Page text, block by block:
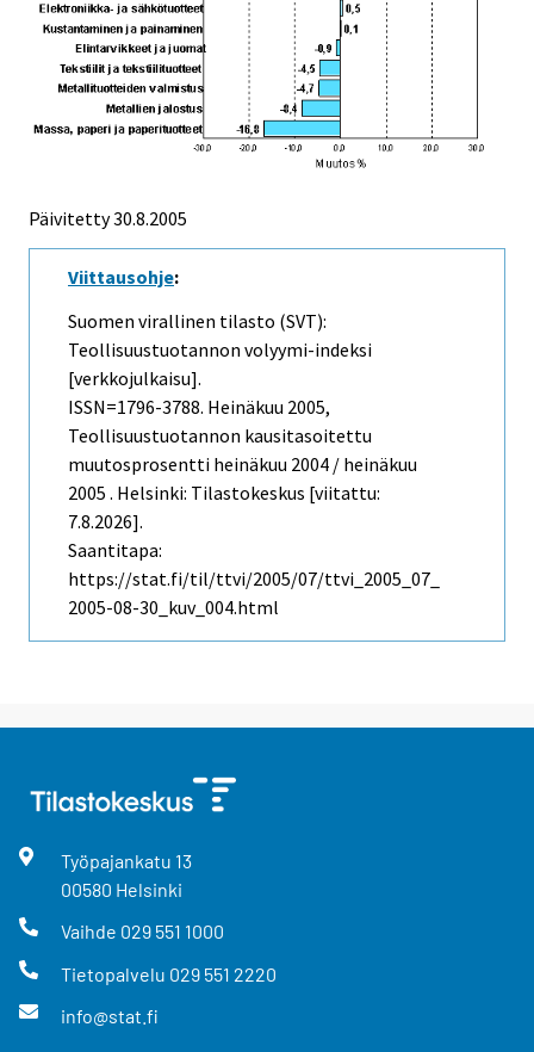
Päivitetty30.8.2005
Viittausohje:
Suomen virallinen tilasto (SVT):
Teollisuustuotannon volyymi-indeksi
[verkkojulkaisu].
ISSN=1796-3788. Heinäkuu 2005,
Teollisuustuotannon kausitasoitettu
muutosprosentti heinäkuu 2004 / heinäkuu
2005 . Helsinki: Tilastokeskus [viitattu:
7.8.2026].
Saantitapa:
https://stat.fi/til/ttvi/2005/07/ttvi_2005_07_
2005-08-30_kuv_004.html
Työpajankatu 13
00580 Helsinki
Vaihde 029 551 1000
Tietopalvelu 029 551 2220
info@stat.fi